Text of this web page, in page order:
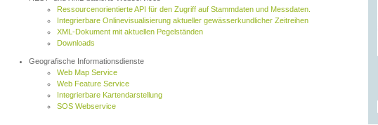
Ressourcenorientierte API für den Zugriff auf Stammdaten und Messdaten.
Integrierbare Onlinevisualisierung aktueller gewässerkundlicher Zeitreihen
XML-Dokument mit aktuellen Pegelständen
Downloads
Geografische Informationsdienste
Web Map Service
Web Feature Service
Integrierbare Kartendarstellung
SOS Webservice